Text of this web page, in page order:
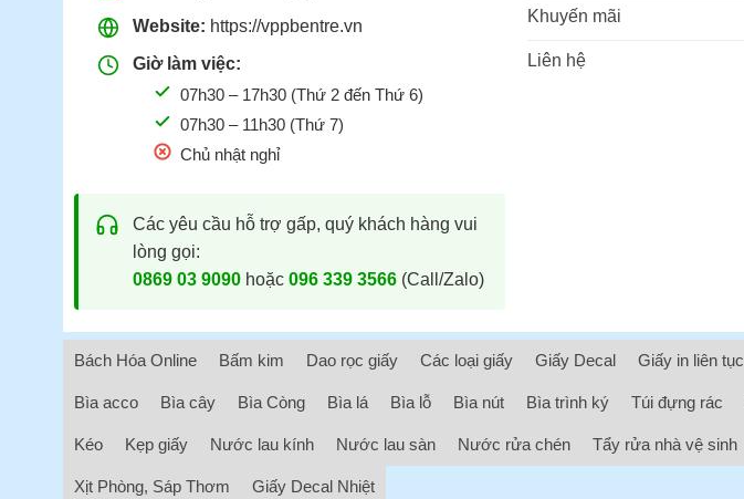
Website: https://vppbentre.vn
Giờ làm việc:
07h30 – 17h30 (Thứ 2 đến Thứ 6)
07h30 – 11h30 (Thứ 7)
Chủ nhật nghỉ
Các yêu cầu hỗ trợ gấp, quý khách hàng vui
lòng gọi:
0869 03 9090hoặc 096 339 3566(Call/Zalo)
Khuyến mãi
Liên hệ
Bách Hóa Online Bấm kim Dao rọc giấy Các loại giấy Giấy Decal Giấy in liên tục
Bìa acco Bìa cây Bìa Còng Bìa lá Bìa lỗ Bìa nút Bìa trình ký Túi đựng rác
Kéo Kẹp giấy Nước lau kính Nước lau sàn Nước rửa chén Tẩy rửa nhà vệ sinh
Xịt Phòng, Sáp Thơm Giấy Decal Nhiệt